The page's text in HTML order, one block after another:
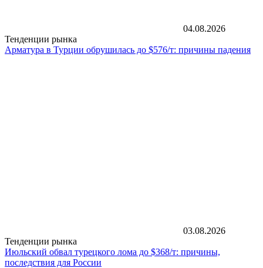
04.08.2026
Тенденции рынка
Арматура в Турции обрушилась до $576/т: причины падения
03.08.2026
Тенденции рынка
Июльский обвал турецкого лома до $368/т: причины,
последствия для России